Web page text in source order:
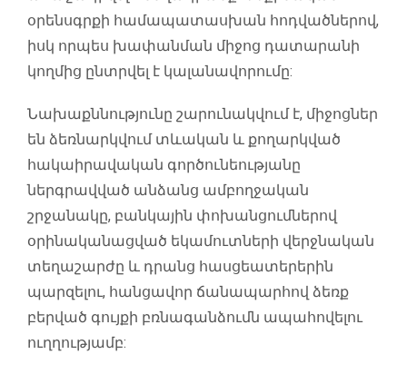
օրենսգրքի համապատասխան հոդվածներով,
իսկ որպես խափանման միջոց դատարանի
կողմից ընտրվել է կալանավորումը:
Նախաքննությունը շարունակվում է, միջոցներ
են ձեռնարկվում տևական և քողարկված
հակաիրավական գործունեությանը
ներգրավված անձանց ամբողջական
շրջանակը, բանկային փոխանցումներով
օրինականացված եկամուտների վերջնական
տեղաշարժը և դրանց հասցեատերերին
պարզելու, հանցավոր ճանապարհով ձեռք
բերված գույքի բռնագանձումն ապահովելու
ուղղությամբ: